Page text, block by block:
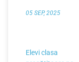
05 SEP, 2025
Elevi clasa